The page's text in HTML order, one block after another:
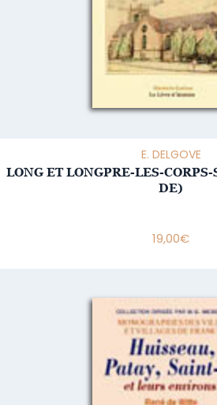
E. DELGOVE
LONG ET LONGPRE-LES-
DE)
19,00€